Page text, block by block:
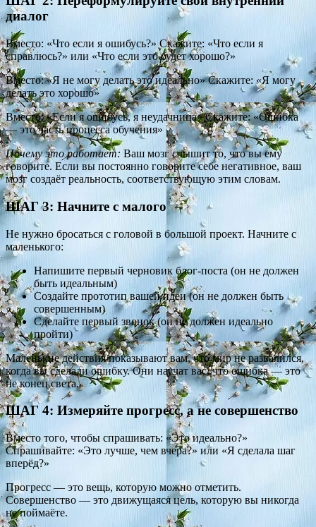
диалог
Вместо: «Что если я ошибусь?» Скажите: «Что если я
справлюсь?» или «Что если это будет хорошо?»
Вместо: «Я не могу делать это идеально» Скажите: «Я могу
делать это хорошо»
Вместо: «Если я ошибусь, я неудачница» Скажите: «Ошибка
— это часть процесса обучения»
Почему это работает: Ваш мозг слышит то, что вы ему
говорите. Если вы постоянно говорите себе негативное, ваш
мозг создаёт реальность, соответствующую этим словам.
ШАГ 3: Начните с малого
Не нужно бросаться с головой в большой проект. Начните с
маленького:
Напишите первый черновик блог-поста (он не должен
быть идеальным)
Создайте прототип вашей идеи (он не должен быть
совершенным)
Сделайте первый звонок (он не должен идеально
пройти)
Маленькие действия показывают вам, что мир не развалился,
когда вы сделали ошибку. Они научат вас, что ошибка — это
не конец света.
ШАГ 4: Измеряйте прогресс, а не совершенство
Вместо того, чтобы спрашивать: «Это идеально?»
Спрашивайте: «Это лучше, чем вчера?» или «Я сделала шаг
вперёд?»
Прогресс — это вещь, которую можно отметить.
Совершенство — это движущаяся цель, которую вы никогда
не поймаёте.